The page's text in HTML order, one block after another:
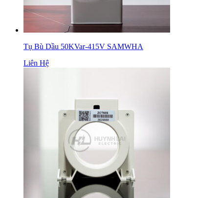
Tụ Bù Dầu 50KVar-415V SAMWHA
Liên Hệ